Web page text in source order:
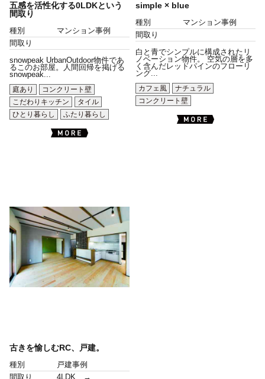
五感を活性化する0LDKという
間取り
種別
マンション事例
間取り
snowpeak UrbanOutdoor物件であ
るこのお部屋。人間回帰を掲げる
snowpeak...
庭あり
コンクリート壁
こだわりキッチン
タイル
ひとり暮らし
ふたり暮らし
simple × blue
種別
マンション事例
間取り
白と青でシンプルに構成されたリ
ノベーション物件。 空気の層を多
く含んだレッドパインのフローリ
ング...
カフェ風
ナチュラル
コンクリート壁
古きを愉しむRC、戸建。
種別
戸建事例
間取り
4LDK →